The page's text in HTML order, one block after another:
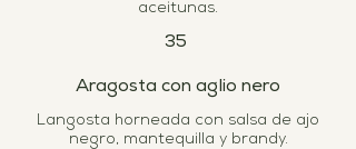
aceitunas.
35
Aragosta con aglio nero
Langosta horneada con salsa de ajo
negro, mantequilla y brandy.